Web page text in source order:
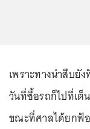
เพราะทางนำสืบยั
วันที่ซื้อรถก็ไปที่เต็
ขณะที่ศาลได้ยกฟ้